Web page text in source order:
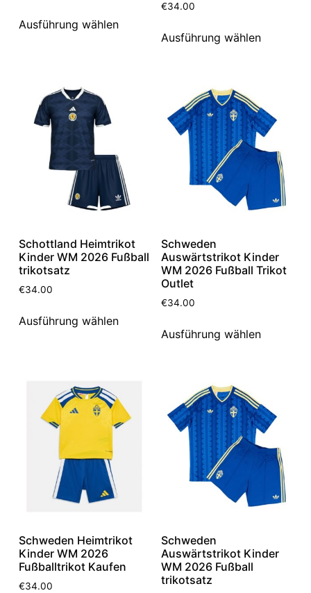
Ausführung wählen
€34.00
Ausführung wählen
Schottland Heimtrikot
Kinder WM 2026 Fußball
trikotsatz
€34.00
Ausführung wählen
Schweden
Auswärtstrikot Kinder
WM 2026 Fußball Trikot
Outlet
€34.00
Ausführung wählen
Schweden Heimtrikot
Kinder WM 2026
Fußballtrikot Kaufen
€34.00
Schweden
Auswärtstrikot Kinder
WM 2026 Fußball
trikotsatz